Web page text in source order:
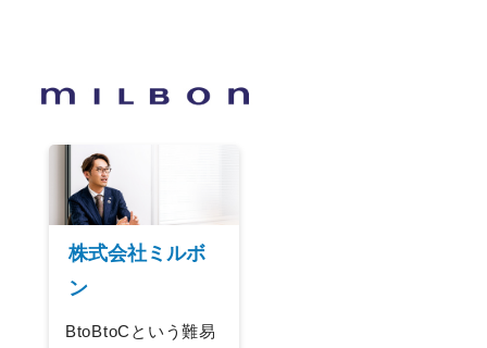
株式会社ミルボ
ン
BtoBtoCという難易